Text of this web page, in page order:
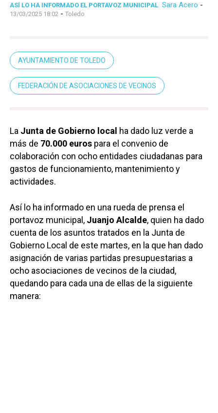
ASÍ LO HA INFORMADO EL PORTAVOZ MUNICIPAL Sara Acero -
13/03/2025 18:02 - Toledo
AYUNTAMIENTO DE TOLEDO
FEDERACIÓN DE ASOCIACIONES DE VECINOS
La Junta de Gobierno local ha dado luz verde a
más de 70.000 euros para el convenio de
colaboración con ocho entidades ciudadanas para
gastos de funcionamiento, mantenimiento y
actividades.
Así lo ha informado en una rueda de prensa el
portavoz municipal, Juanjo Alcalde, quien ha dado
cuenta de los asuntos tratados en la Junta de
Gobierno Local de este martes, en la que han dado
asignación de varias partidas presupuestarias a
ocho asociaciones de vecinos de la ciudad,
quedando para cada una de ellas de la siguiente
manera: